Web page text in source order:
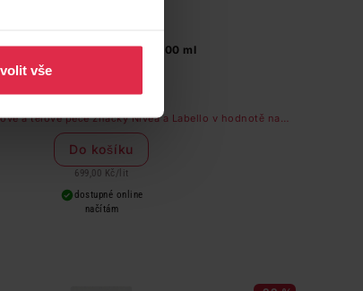
vše
Nivea Creme výživný krém 100 ml
69,90 Kč
a tělové péče značky Nivea a Labello v hodnotě nad
249 Kč dostanete odličovač očí zdarma
Do košíku
699,00 Kč / lit
dostupné online
načítám